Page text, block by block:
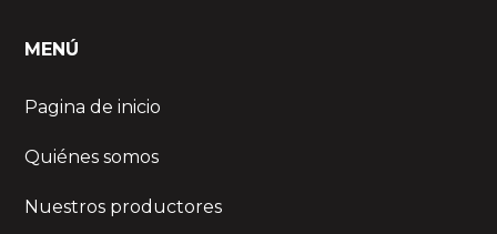
MENÚ
Pagina de inicio
Quiénes somos
Nuestros productores